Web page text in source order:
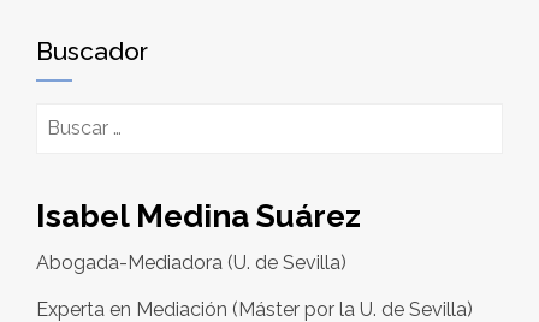
Buscador
Isabel Medina Suárez
Abogada-Mediadora (U. de Sevilla)
Experta en Mediación (Máster por la U. de Sevilla)